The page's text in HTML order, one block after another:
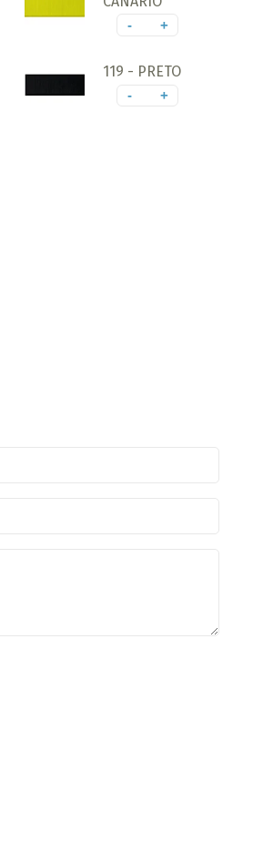
+
-
119 - PRETO
+
-